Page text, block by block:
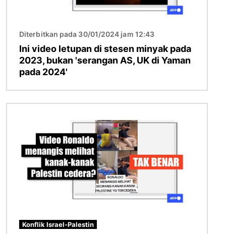
Diterbitkan pada 30/01/2024 jam 12:43
Ini video letupan di stesen minyak pada
2023, bukan 'serangan AS, UK di Yaman
pada 2024'
Konflik Israel-Palestin